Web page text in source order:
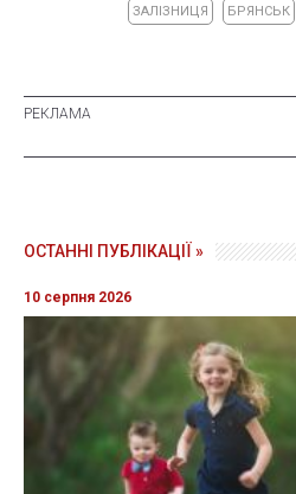
ЗАЛІЗНИЦЯ БРЯНСЬК
ОСТАННІ ПУБЛІКАЦІЇ »
10 серпня 2026